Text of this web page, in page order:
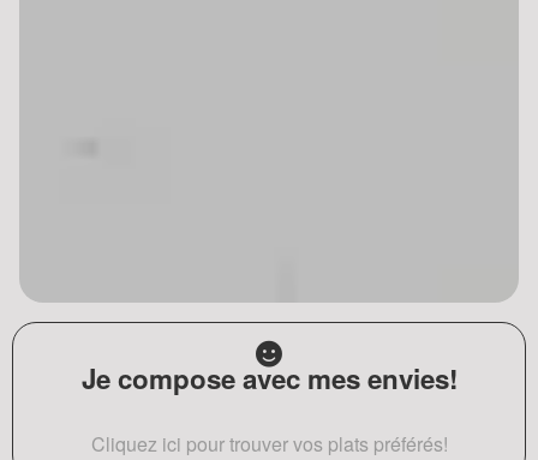
Je compose avec mes envies!
Cliquez ici pour trouver vos plats préférés!